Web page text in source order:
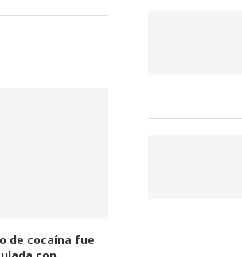
de cocaína fue